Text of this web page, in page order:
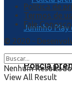
Polícia
Política de
Termos de
Fale Conosco
© 2020 -
Nenhum Resultado
View All Result